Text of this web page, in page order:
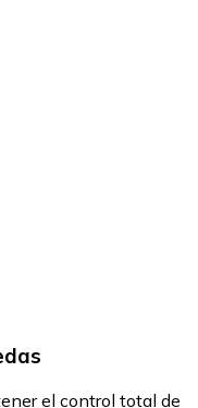
el control total de